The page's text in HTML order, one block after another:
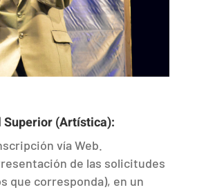
(Artística):
vía Web.
de las solicitudes
que corresponda), en un